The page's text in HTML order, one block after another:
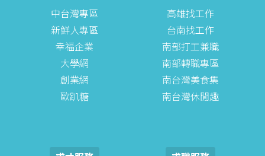
中台灣專區
新鮮人專區
幸福企業
大學網
創業網
歐趴糖
高雄找工作
台南找工作
南部打工兼職
南部轉職專區
南台灣美食集
南台灣休閒趣